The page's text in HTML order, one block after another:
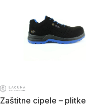
Zaštitne cipele – plitke